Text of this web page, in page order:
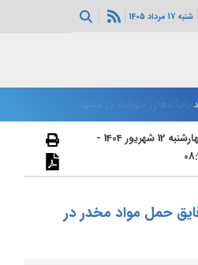
شنبه 17 مرداد 1405
چهارشنبه 12 شهریور 1404 -
حمل مواد مخدر در